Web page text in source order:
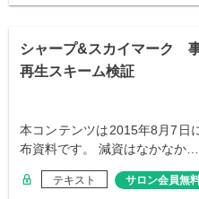
シャープ&スカイマーク
再生スキーム検証
本コンテンツは2015年8月7日
布資料です。 減資はなかなか…
テキスト サロン会員無